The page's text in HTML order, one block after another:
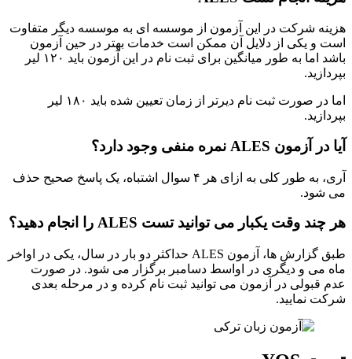
هزینه شرکت در این آزمون از موسسه ای به موسسه دیگر متفاوت
است و یکی از دلایل آن ممکن است خدمات بهتر در حین آزمون
باشد اما به طور میانگین برای ثبت نام در این آزمون باید ۱۲۰ لیر
بپردازید.
اما در صورت ثبت نام دیرتر از زمان تعیین شده باید ۱۸۰ لیر
بپردازید.
آیا در آزمون نمره منفی وجود دارد؟
آری، به طور کلی به ازای هر ۴ سوال اشتباه، یک پاسخ صحیح حذف
می شود.
هر چند وقت یکبار می توانید تست را انجام دهید؟
طبق گزارش ها، آزمون ALES حداکثر دو بار در سال، یکی در اواخر
ماه می و دیگری در اواسط دسامبر برگزار می شود. در صورت
عدم قبولی در آزمون می توانید ثبت نام کرده و در مرحله بعدی
شرکت نمایید.